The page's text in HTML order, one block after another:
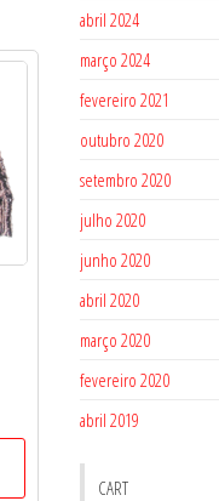
abril 2024
março 2024
fevereiro 2021
outubro 2020
setembro 2020
julho 2020
junho 2020
abril 2020
março 2020
fevereiro 2020
abril 2019
CART